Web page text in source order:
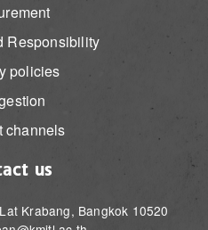
Responsibility
policies
channels
us
Krabang, Bangkok 10520